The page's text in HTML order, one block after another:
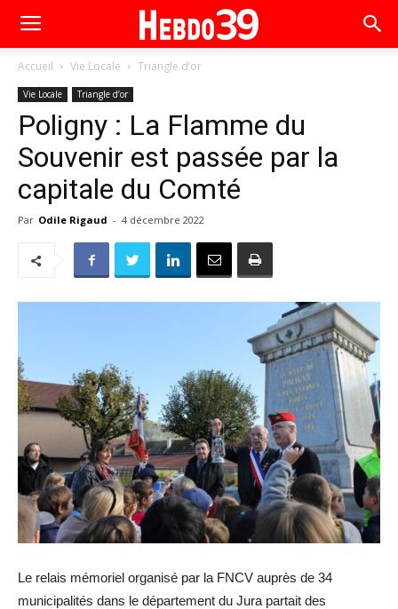
Accueil Vie Locale Triangle d’or
Vie Locale Triangle d’or
Poligny : La Flamme du
Souvenir est passée par la
capitale du Comté
Par Odile Rigaud - 4 décembre 2022
Le relais mémoriel organisé par la FNCV auprès de 34
municipalités dans le département du Jura partait des